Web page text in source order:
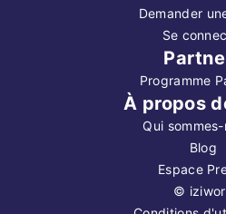
Demander
Se
Programme
À propos
Qui
Blog
Espace
©